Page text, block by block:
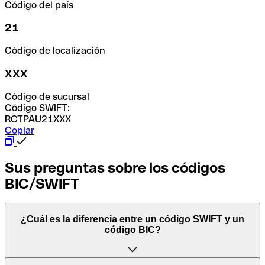
Código del país
21
Código de localización
XXX
Código de sucursal
Código SWIFT:
RCTPAU21XXX
Copiar
Sus preguntas sobre los códigos
BIC/SWIFT
¿Cuál es la diferencia entre un código SWIFT y un
código BIC?